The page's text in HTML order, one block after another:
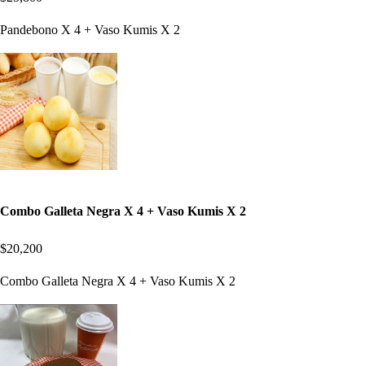
Pandebono X 4 + Vaso Kumis X 2
Combo Galleta Negra X 4 + Vaso Kumis X 2
$20,200
Combo Galleta Negra X 4 + Vaso Kumis X 2